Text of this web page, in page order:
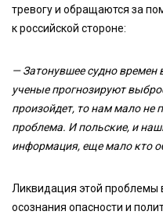
тревогу и обращаются за
к российской стороне:
— Затонувшее судно
ученые прогнозируют
произойдет, то нам мало не
проблема. И польские, и
информация, еще мало кто
Ликвидация этой проблемы
осознания опасности и